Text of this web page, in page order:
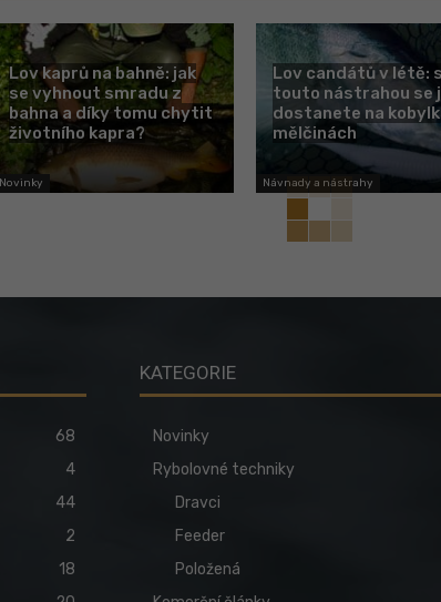
Novinky
Lov kaprů na bahně: jak
se vyhnout smradu z
bahna a díky tomu chytit
životního kapra?
Návnady a nástrahy
Lov candátů v létě: s
touto nástrahou se
dostanete na
mělčinách
68
4
44
2
18
KATEGORIE
Novinky
Rybolovné techniky
Dravci
Feeder
Položená